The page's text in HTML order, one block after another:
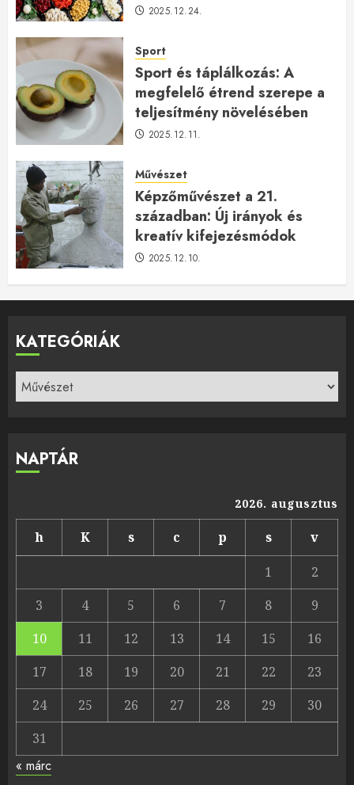
2025.12.24.
Sport
Sport és táplálkozás: A
megfelelő étrend szerepe a
teljesítmény növelésében
2025.12.11.
Művészet
Képzőművészet a 21.
században: Új irányok és
kreatív kifejezésmódok
2025.12.10.
KATEGÓRIÁK
Kategóriák
NAPTÁR
2026. augusztus
h K s c p s
v
1
2
3
4 5 6 7 8
9
10
11 12 13 14 15
16
17
18 19 20 21 22
23
24
25 26 27 28 29
30
31
« márc